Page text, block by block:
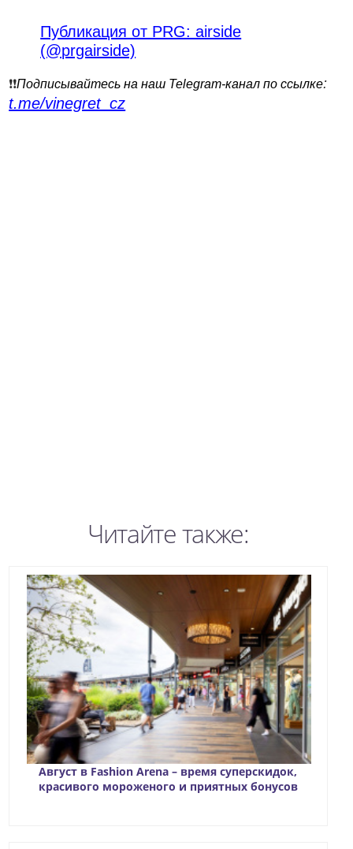
Публикация от PRG: airside
(@prgairside)
❗️❗️Подписывайтесь на наш Telegram-канал по ссылке:
t.me/vinegret_cz
Читайте также:
Август в Fashion Arena – время суперскидок,
красивого мороженого и приятных бонусов